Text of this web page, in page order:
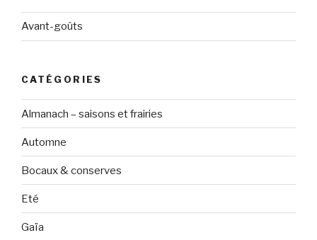
Avant-goûts
CATÉGORIES
Almanach – saisons et frairies
Automne
Bocaux & conserves
Eté
Gaïa